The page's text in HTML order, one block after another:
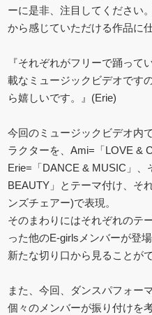
ーに是非、注目してください
から感じていただける作品に
『それぞれがフリーで踊って
載なミュージックビデオです
ら嬉しいです。』(Erie)
今回のミュージックビデオ内
ラクターを、Ami=「LOVE &
Erie=「DANCE & MUSIC」、
BEAUTY」とテーマ付け、そ
ンズチェアー)で表現。
そのまわりにはそれぞれのテ
った他のE-girlsメンバーが登
新たな切り口から見ることがで
また、今回、ダンスパフォー
個々のメンバーが振り付けを